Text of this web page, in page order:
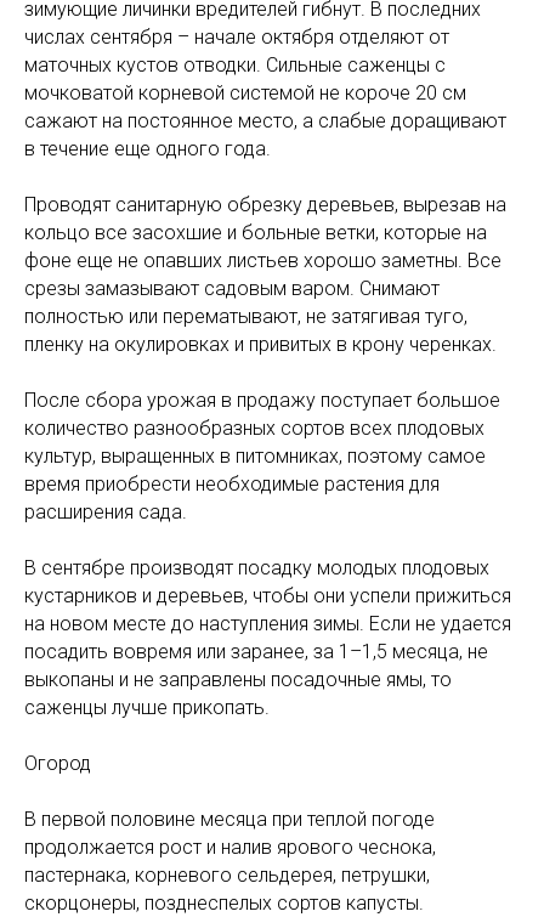
зимующие личинки вредителей гибнут. В последних
числах сентября – начале октября отделяют от
маточных кустов отводки. Сильные саженцы с
мочковатой корневой системой не короче 20 см
сажают на постоянное место, а слабые доращивают
в течение еще одного года.
Проводят санитарную обрезку деревьев, вырезав на
кольцо все засохшие и больные ветки, которые на
фоне еще не опавших листьев хорошо заметны. Все
срезы замазывают садовым варом. Снимают
полностью или перематывают, не затягивая туго,
пленку на окулировках и привитых в крону черенках.
После сбора урожая в продажу поступает большое
количество разнообразных сортов всех плодовых
культур, выращенных в питомниках, поэтому самое
время приобрести необходимые растения для
расширения сада.
В сентябре производят посадку молодых плодовых
кустарников и деревьев, чтобы они успели прижиться
на новом месте до наступления зимы. Если не удается
посадить вовремя или заранее, за 1–1,5 месяца, не
выкопаны и не заправлены посадочные ямы, то
саженцы лучше прикопать.
Огород
В первой половине месяца при теплой погоде
продолжается рост и налив ярового чеснока,
пастернака, корневого сельдерея, петрушки,
скорцонеры, позднеспелых сортов капусты.